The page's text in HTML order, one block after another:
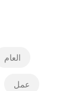
العام
عمل